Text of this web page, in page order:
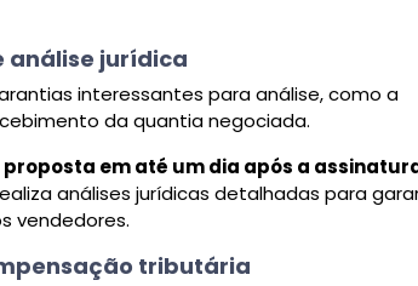
análise jurídica
interessantes para análise, como a
da quantia negociada.
em até um dia após a
análises jurídicas detalhadas para
vendedores.
tributária